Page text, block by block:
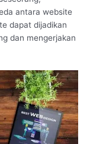
antara website
dapat dijadikan
dan mengerjakan